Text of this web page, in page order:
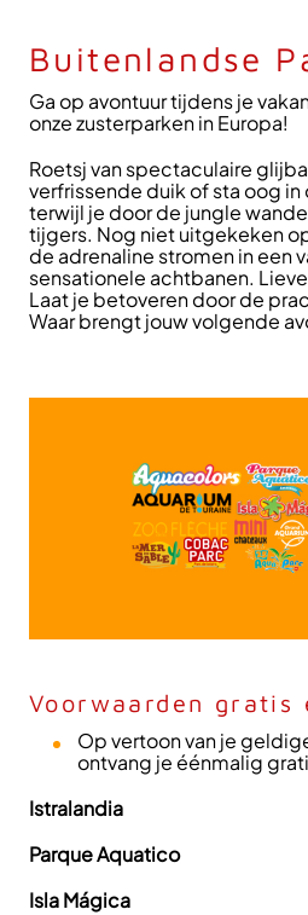
Buitenlandse
Ga op avontuur tijdens je
onze zusterparken in Europa!
Roetsj van spectaculaire
verfrissende duik of sta oog
terwijl je door de jungle
tijgers. Nog niet uitgekeken
de adrenaline stromen in een
sensationele achtbanen.
Laat je betoveren door de
Waar brengt jouw volgende
Voorwaarden gratis
Op vertoon van je
ontvang je éénmalig
Istralandia
Parque Aquatico
Isla Mágica